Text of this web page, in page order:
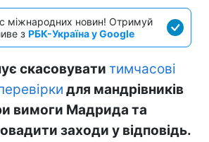
міжнародних новин! Отримуй
з РБК-Україна у Google
скасовувати тимчасові
для мандрівників
вимоги Мадрида та
заходи у відповідь.